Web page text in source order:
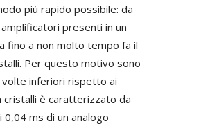
più rapido possibile: da
presenti in un
fino a non molto tempo fa il
Per questo motivo sono
inferiori rispetto ai
cristalli è caratterizzato da
ms di un analogo